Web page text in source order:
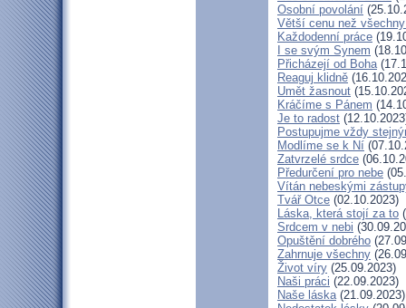
Osobní povolání
Větší cenu než
Každodenní práce
I se svým Synem
Přicházejí od Boha
Reaguj klidně
Umět žasnout
Kráčíme s Pánem
Je to radost
Postupujme vždy
Modlíme se k Ní
Zatvrzelé srdce
Předurčení pro nebe
Vítán nebeskými
Tvář Otce (02.10.2023)
Láska, která stojí za to
Srdcem v nebi
Opuštění dobrého
Zahrnuje všechny
Život víry (25.09.2023)
Naši práci (22.09.2023)
Naše láska(21.09.2023)